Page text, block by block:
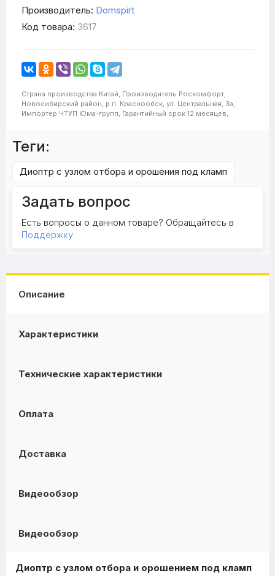
Производитель: Domspirt
Код товара: 3617
Страна производства Китай, Производитель Роскомфорт,
Новосибирский район, р.п. Краснообск, ул. Центральная, 3а,
Импортер ЧТУП Юма-групп, Гарантийный срок 12 месяцев,
Теги:
Диоптр с узлом отбора и орошения под кламп
Задать вопрос
Есть вопросы о данном товаре? Обращайтесь в
Поддержку
Описание
Характеристики
Технические характеристики
Оплата
Доставка
Видеообзор
Видеообзор
Диоптр с узлом отбора и орошением под кламп